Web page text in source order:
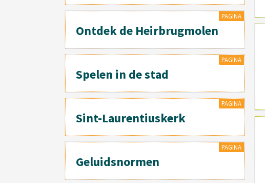
PAGINA
Ontdek de Heirbrugmolen
PAGINA
Spelen in de stad
PAGINA
Sint-Laurentiuskerk
PAGINA
Geluidsnormen